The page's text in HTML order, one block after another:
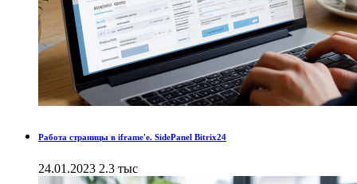
Работа страницы в iframe'е. SidePanel Bitrix24
24.01.2023 2.3 тыс